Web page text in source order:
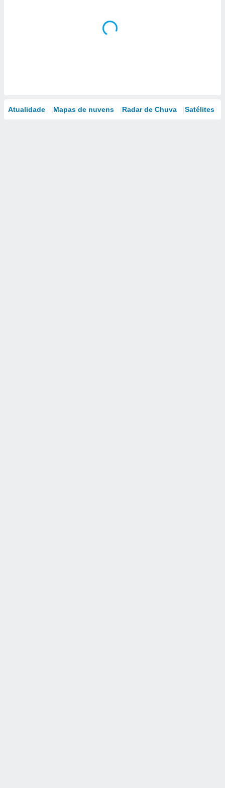
Atualidade Mapas de nuvens Radar de Chuva Satélites